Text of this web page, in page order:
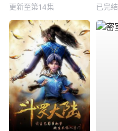
更新至第14集 已完结